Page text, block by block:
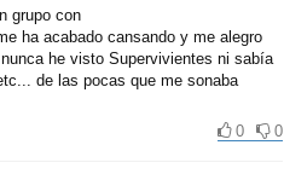
grupo con
ha acabado cansando y me alegro
he visto Supervivientes ni sabía
de las pocas que me sonaba
0
0